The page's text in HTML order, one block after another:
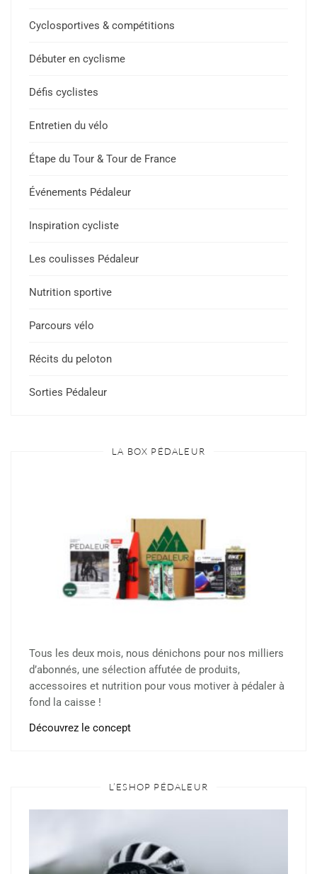
Cyclosportives & compétitions
Débuter en cyclisme
Défis cyclistes
Entretien du vélo
Étape du Tour & Tour de France
Événements Pédaleur
Inspiration cycliste
Les coulisses Pédaleur
Nutrition sportive
Parcours vélo
Récits du peloton
Sorties Pédaleur
LA BOX PÉDALEUR
Tous les deux mois, nous dénichons pour nos milliers
d’abonnés, une sélection affutée de produits,
accessoires et nutrition pour vous motiver à pédaler à
fond la caisse !
Découvrez le concept
L’ESHOP PÉDALEUR